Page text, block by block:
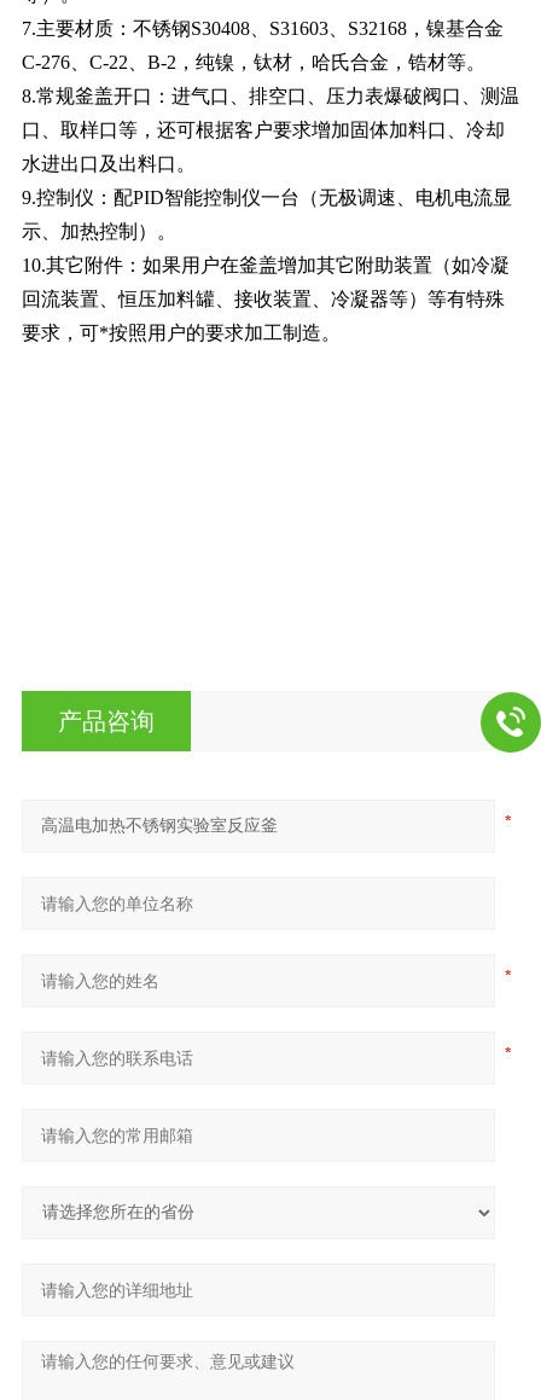
7.主要材质：不锈钢S30408、S31603、S32168，镍基合金
C-276、C-22、B-2，纯镍，钛材，哈氏合金，锆材等。
8.常规釜盖开口：进气口、排空口、压力表爆破阀口、测温
口、取样口等，还可根据客户要求增加固体加料口、冷却
水进出口及出料口。
9.控制仪：配PID智能控制仪一台（无极调速、电机电流显
示、加热控制）。
10.其它附件：如果用户在釜盖增加其它附助装置（如冷凝
回流装置、恒压加料罐、接收装置、冷凝器等）等有特殊
要求，可*按照用户的要求加工制造。
产品咨询